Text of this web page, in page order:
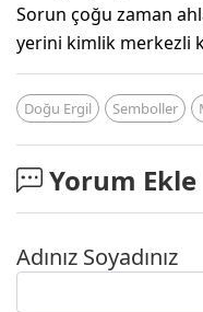
Sorun çoğu zaman
yerini kimlik merkezli
Doğu Ergil Semboller
Yorum Ekle
Adınız Soyadınız